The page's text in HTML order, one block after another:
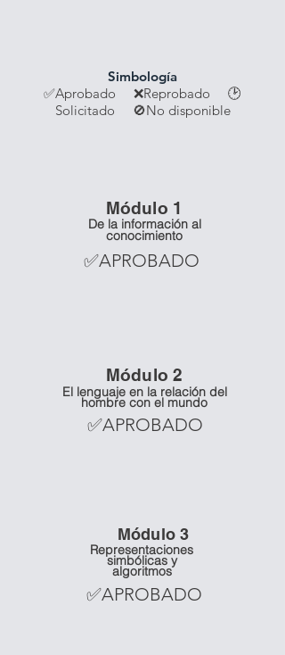
Simbología
✅Aprobado ❌Reprobado 🕑
Solicitado 🚫No disponible
Módulo 1
De la información al
conocimiento
✅APROBADO
Módulo 2
El lenguaje en la relación del
hombre con el mundo
✅APROBADO
Módulo 3
Representaciones
simbólicas y
algoritmos
✅APROBADO